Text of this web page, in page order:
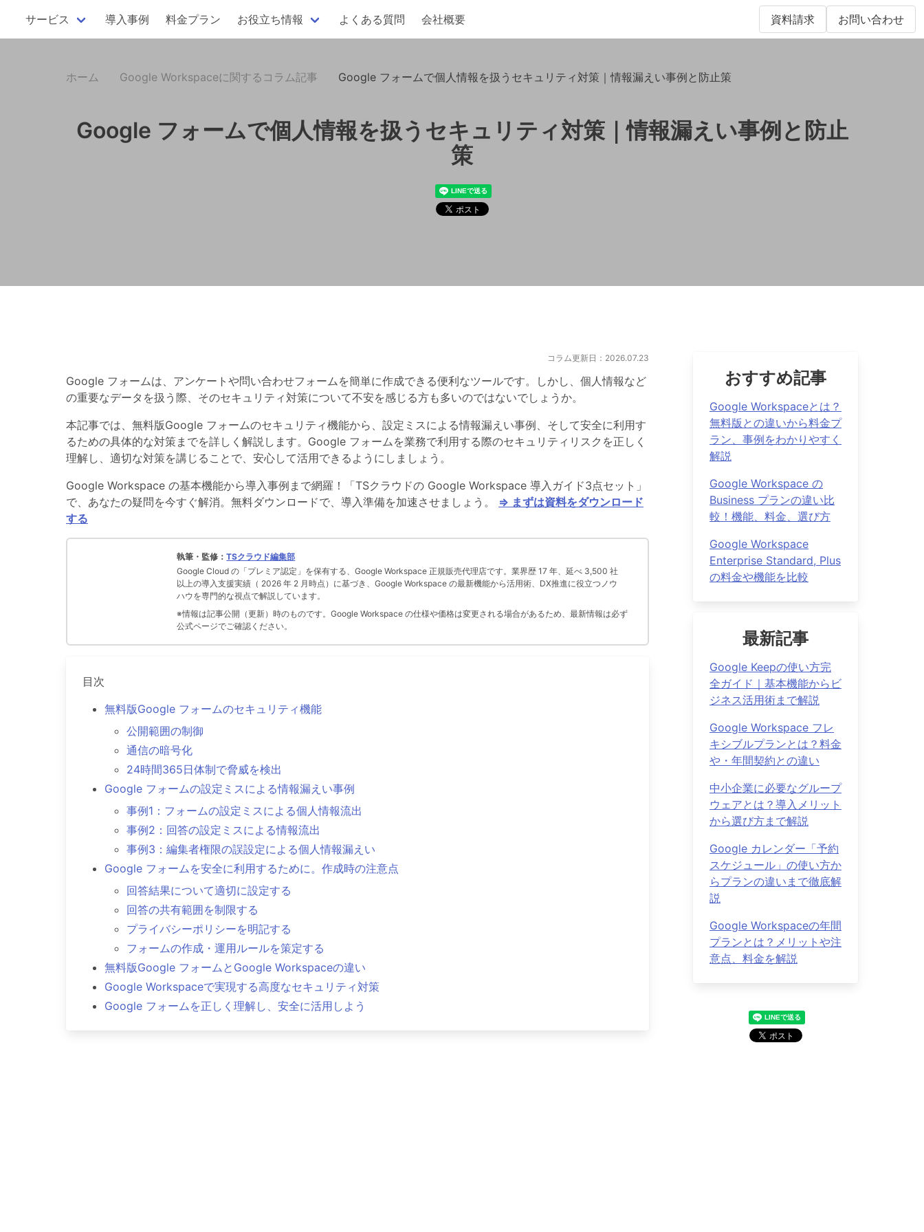
サービス 導入事例 料金プラン お役立ち情報 よくある質問 会社概要 資料請求 お問い合わせ
ホーム Google Workspaceに関するコラム記事 Google フォームで個人情報を扱うセキュリティ対策｜情報漏えい事例と防止策
Google フォームで個人情報を扱うセキュリティ対策｜情報漏えい事例と防止
策
コラム更新日：2026.07.23
Google フォームは、アンケートや問い合わせフォームを簡単に作成できる便利なツールです。しかし、個人情報など
の重要なデータを扱う際、そのセキュリティ対策について不安を感じる方も多いのではないでしょうか。
本記事では、無料版Google フォームのセキュリティ機能から、設定ミスによる情報漏えい事例、そして安全に利用す
るための具体的な対策までを詳しく解説します。Google フォームを業務で利用する際のセキュリティリスクを正しく
理解し、適切な対策を講じることで、安心して活用できるようにしましょう。
Google Workspace の基本機能から導入事例まで網羅！「TSクラウドの Google Workspace 導入ガイド3点セット」
で、あなたの疑問を今すぐ解消。無料ダウンロードで、導入準備を加速させましょう。 ⇒ まずは資料をダウンロード
する
執筆・監修：TSクラウド編集部
Google Cloud の「プレミア認定」を保有する、Google Workspace 正規販売代理店です。業界歴 17 年、延べ 3,500 社
以上の導入支援実績（ 2026 年 2 月時点）に基づき、Google Workspace の最新機能から活用術、DX推進に役立つノウ
ハウを専門的な視点で解説しています。
※情報は記事公開（更新）時のものです。Google Workspace の仕様や価格は変更される場合があるため、最新情報は必ず
公式ページでご確認ください。
目次
無料版Google フォームのセキュリティ機能
公開範囲の制御
通信の暗号化
24時間365日体制で脅威を検出
Google フォームの設定ミスによる情報漏えい事例
事例1：フォームの設定ミスによる個人情報流出
事例2：回答の設定ミスによる情報流出
事例3：編集者権限の誤設定による個人情報漏えい
Google フォームを安全に利用するために。作成時の注意点
回答結果について適切に設定する
回答の共有範囲を制限する
プライバシーポリシーを明記する
フォームの作成・運用ルールを策定する
無料版Google フォームとGoogle Workspaceの違い
Google Workspaceで実現する高度なセキュリティ対策
Google フォームを正しく理解し、安全に活用しよう
おすすめ記事
Google Workspaceとは？
無料版との違いから料金プ
ラン、事例をわかりやすく
解説
Google Workspace の
Business プランの違い比
較！機能、料金、選び方
Google Workspace
Enterprise Standard, Plus
の料金や機能を比較
最新記事
Google Keepの使い方完
全ガイド｜基本機能からビ
ジネス活用術まで解説
Google Workspace フレ
キシブルプランとは？料金
や・年間契約との違い
中小企業に必要なグループ
ウェアとは？導入メリット
から選び方まで解説
Google カレンダー「予約
スケジュール」の使い方か
らプランの違いまで徹底解
説
Google Workspaceの年間
プランとは？メリットや注
意点、料金を解説